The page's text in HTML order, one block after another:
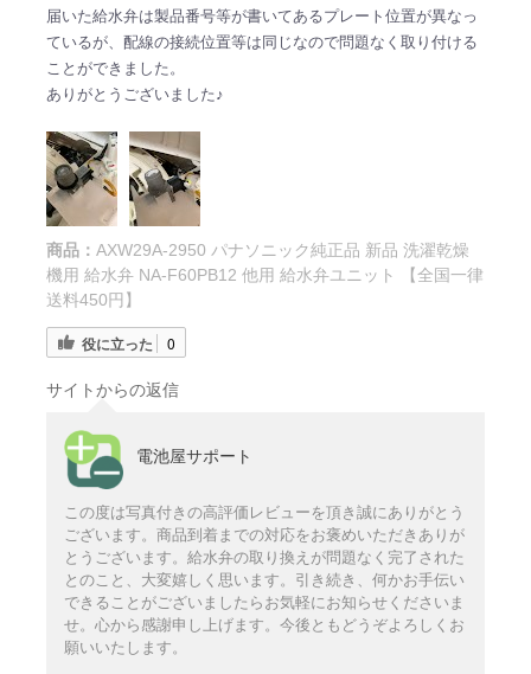
届いた給水弁は製品番号等が書いてあるプレート位置が異なっ
ているが、配線の接続位置等は同じなので問題なく取り付ける
ことができました。
ありがとうございました♪
商品： AXW29A-2950 パナソニック純正品 新品 洗濯乾燥
機用 給水弁 NA-F60PB12 他用 給水弁ユニット 【全国一律
送料450円】
役に立った 0
サイトからの返信
電池屋サポート
この度は写真付きの高評価レビューを頂き誠にありがとう
ございます。商品到着までの対応をお褒めいただきありが
とうございます。給水弁の取り換えが問題なく完了された
とのこと、大変嬉しく思います。引き続き、何かお手伝い
できることがございましたらお気軽にお知らせくださいま
せ。心から感謝申し上げます。今後ともどうぞよろしくお
願いいたします。